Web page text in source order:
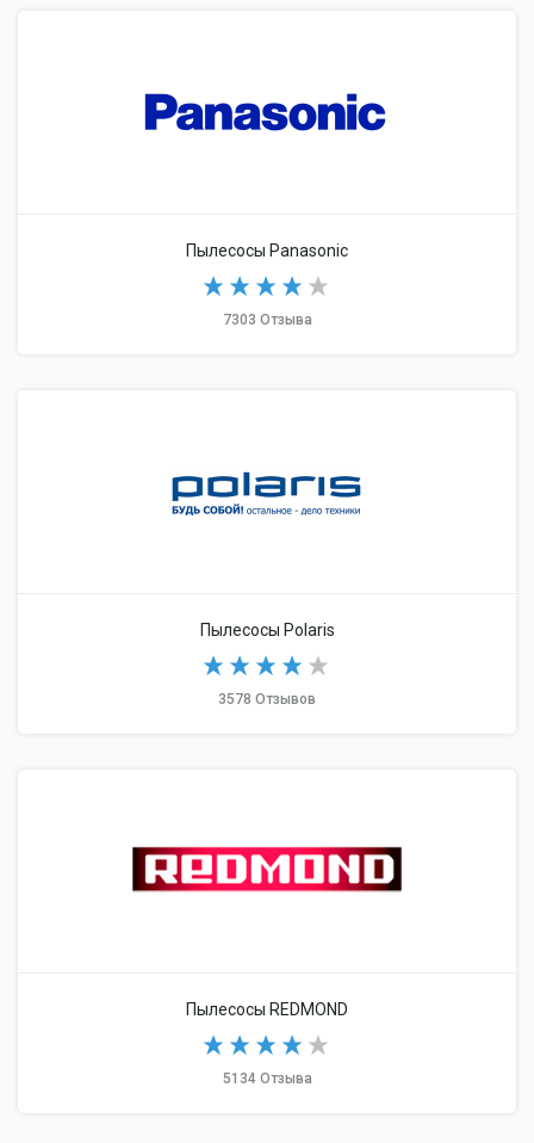
Пылесосы Panasonic
7303 Отзыва
Пылесосы Polaris
3578 Отзывов
Пылесосы REDMOND
5134 Отзыва